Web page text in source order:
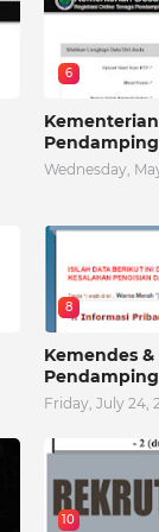
6
Wednesday,
8
Kemendes
Friday, July 24,
10